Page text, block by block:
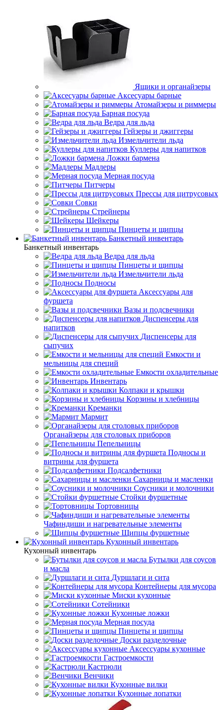
Ящики и органайзеры
Аксесуары барные
Атомайзеры и риммеры
Барная посуда
Ведра для льда
Гейзеры и джиггеры
Измельчители льда
Куллеры для напитков
Ложки бармена
Мадлеры
Мерная посуда
Питчеры
Прессы для цитрусовых
Совки
Стрейнеры
Шейкеры
Пинцеты и щипцы
Банкетный инвентарь
Банкетный инвентарь
Ведра для льда
Пинцеты и щипцы
Измельчители льда
Подносы
Аксессуары для
фуршета
Вазы и подсвечники
Диспенсеры для
напитков
Диспенсеры для
сыпучих
Емкости и
мельницы для специй
Емкости охладительные
Инвентарь
Колпаки и крышки
Корзины и хлебницы
Креманки
Мармит
Органайзеры для столовых приборов
Пепельницы
Подносы и
витрины для фуршета
Подсалфетники
Сахарницы и масленки
Соусники и молочники
Стойки фуршетные
Тортовницы
Чафиндиши и нагревательные элементы
Щипцы фуршетные
Кухонный инвентарь
Кухонный инвентарь
Бутылки для соусов
и масла
Дуршлаги и сита
Контейнеры для мусора
Миски кухонные
Сотейники
Кухонные ложки
Мерная посуда
Пинцеты и щипцы
Доски разделочные
Аксессуары кухонные
Гастроемкости
Кастрюли
Венчики
Кухонные вилки
Кухонные лопатки